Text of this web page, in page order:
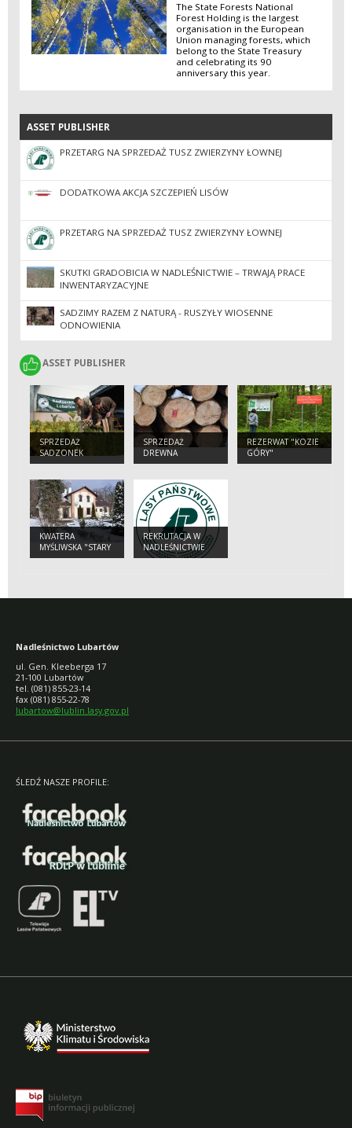
The State Forests National
Forest Holding is the largest
organisation in the European
Union managing forests, which
belong to the State Treasury
and celebrating its 90
anniversary this year.
ASSET PUBLISHER
ASSET PUBLISHER
PRZETARG NA SPRZEDAŻ TUSZ ZWIERZYNY ŁOWNEJ
DODATKOWA AKCJA SZCZEPIEŃ LISÓW
PRZETARG NA SPRZEDAŻ TUSZ ZWIERZYNY ŁOWNEJ
SKUTKI GRADOBICIA W NADLEŚNICTWIE – TRWAJĄ PRACE
INWENTARYZACYJNE
SADZIMY RAZEM Z NATURĄ - RUSZYŁY WIOSENNE
ODNOWIENIA
ASSET PUBLISHER
ASSET PUBLISHER
SPRZEDAŻ
SADZONEK
DRZEW I
SPRZEDAŻ
DREWNA
DETALICZNEGO
REZERWAT "KOZIE
GÓRY"
KWATERA
MYŚLIWSKA "STARY
TARTAK"
REKRUTACJA W
NADLEŚNICTWIE
LUBARTÓW
Nadleśnictwo Lubartów
ul. Gen. Kleeberga 17
21-100 Lubartów
tel. (081) 855-23-14
fax (081) 855-22-78
lubartow@lublin.lasy.gov.pl
ŚLEDŹ NASZE PROFILE: